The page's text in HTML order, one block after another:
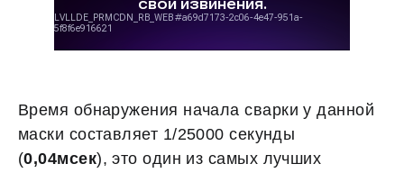
Время обнаружения начала сварки у данной
маски составляет 1/25000 секунды
(0,04мсек), это один из самых лучших